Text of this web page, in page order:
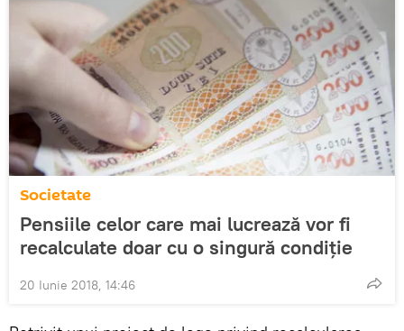
Societate
Pensiile celor care mai lucrează vor fi
recalculate doar cu o singură condiție
20 Iunie 2018, 14:46